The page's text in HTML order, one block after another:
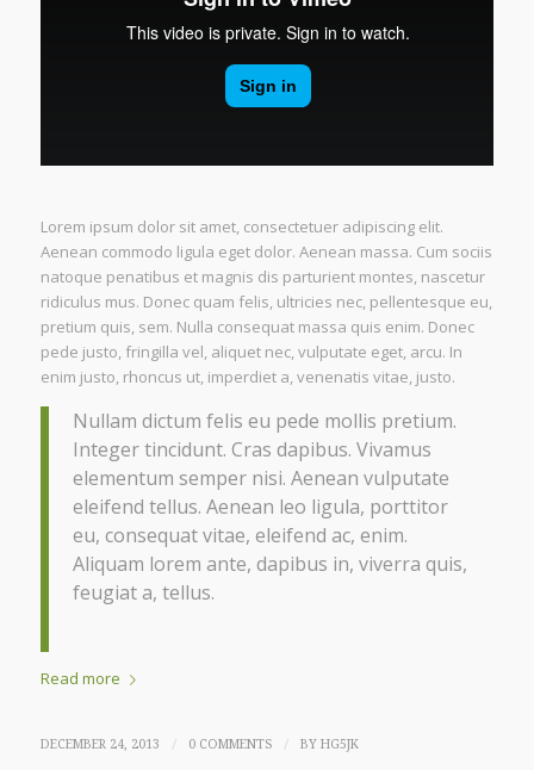
Lorem ipsum dolor sit amet, consectetuer adipiscing elit.
Aenean commodo ligula eget dolor. Aenean massa. Cum sociis
natoque penatibus et magnis dis parturient montes, nascetur
ridiculus mus. Donec quam felis, ultricies nec, pellentesque eu,
pretium quis, sem. Nulla consequat massa quis enim. Donec
pede justo, fringilla vel, aliquet nec, vulputate eget, arcu. In
enim justo, rhoncus ut, imperdiet a, venenatis vitae, justo.
Nullam dictum felis eu pede mollis pretium.
Integer tincidunt. Cras dapibus. Vivamus
elementum semper nisi. Aenean vulputate
eleifend tellus. Aenean leo ligula, porttitor
eu, consequat vitae, eleifend ac, enim.
Aliquam lorem ante, dapibus in, viverra quis,
feugiat a, tellus.
Read more
DECEMBER 24, 2013 / 0 COMMENTS / BY HG5JK